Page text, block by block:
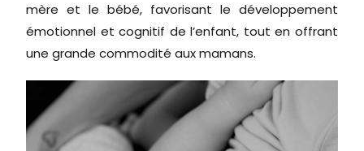
mère et le bébé, favorisant le développement
émotionnel et cognitif de l’enfant, tout en offrant
une grande commodité aux mamans.